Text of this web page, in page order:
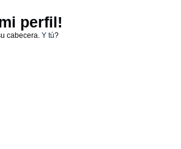
perfil!
cabecera. Y tú?